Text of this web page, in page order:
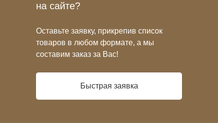
на сайте?
Оставьте заявку, прикрепив список
товаров в любом формате, а мы
составим заказ за Вас!
Быстрая заявка